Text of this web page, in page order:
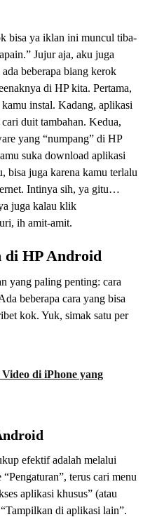
bisa ya iklan ini muncul tiba-
Jujur aja, aku juga
beberapa biang kerok
di HP kita. Pertama,
instal. Kadang, aplikasi
duit tambahan. Kedua,
yang “numpang” di HP
suka download aplikasi
bisa juga karena kamu terlalu
Intinya sih, ya gitu…
juga kalau klik
ih amit-amit.
di HP Android
yang paling penting: cara
beberapa cara yang bisa
kok. Yuk, simak satu per
di iPhone yang
efektif adalah melalui
terus cari menu
aplikasi khusus” (atau
di aplikasi lain”.